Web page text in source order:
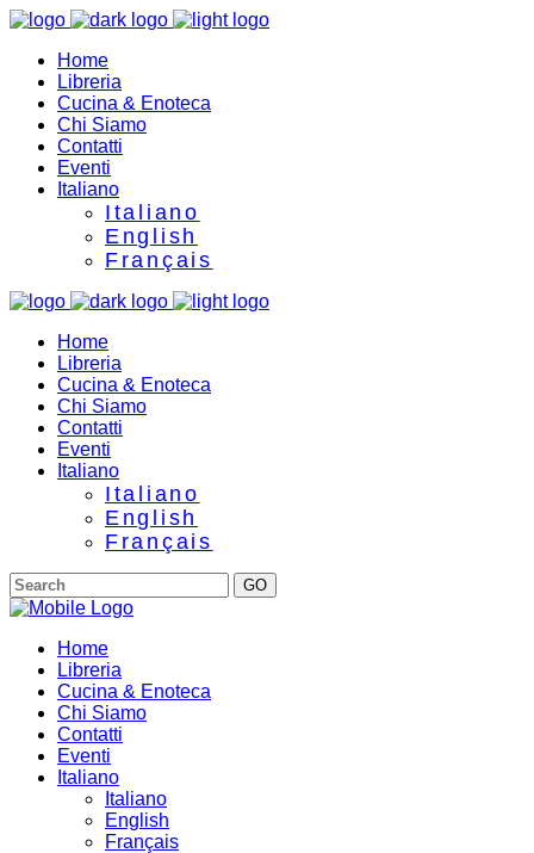
Home
Libreria
Cucina & Enoteca
Chi Siamo
Contatti
Eventi
Italiano
Italiano
English
Français
Home
Libreria
Cucina & Enoteca
Chi Siamo
Contatti
Eventi
Italiano
Italiano
English
Français
GO
Home
Libreria
Cucina & Enoteca
Chi Siamo
Contatti
Eventi
Italiano
Italiano
English
Français